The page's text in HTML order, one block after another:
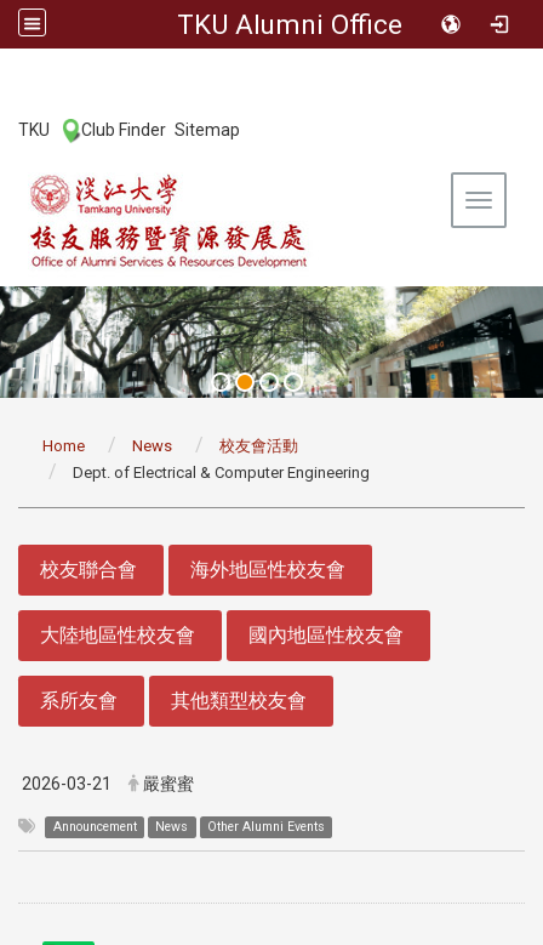
TKU Alumni Office
TKU Club Finder Sitemap
Toggle
Home News
校友會活動
Dept. of Electrical & Computer Engineering
校友聯合會 海外地區性校友會
大陸地區性校友會 國內地區性校友會
系所友會 其他類型校友會
2026-03-21 嚴蜜蜜
Announcement News Other Alumni Events